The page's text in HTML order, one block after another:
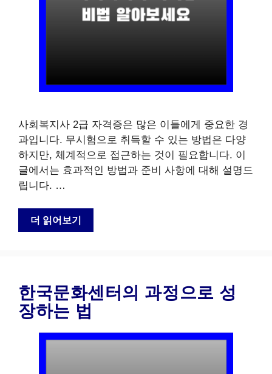
사회복지사 2급 자격증은 많은 이들에게 중요한 경
과입니다. 무시험으로 취득할 수 있는 방법은 다양
하지만, 체계적으로 접근하는 것이 필요합니다. 이
글에서는 효과적인 방법과 준비 사항에 대해 설명드
립니다. …
더 읽어보기
한국문화센터의 과정으로 성
장하는 법